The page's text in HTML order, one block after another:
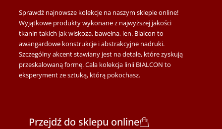
Sprawdź najnowsze kolekcje na naszym sklepie online!
Wyjątkowe produkty wykonane z najwyższej jakości
tkanin takich jak wiskoza, bawełna, len. Bialcon to
awangardowe konstrukcje i abstrakcyjne nadruki.
Szczególny akcent stawiany jest na detale, które zyskują
przeskalowaną formę. Cała kolekcja linii BIALCON to
eksperyment ze sztuką, którą pokochasz.
Przejdź do sklepu online